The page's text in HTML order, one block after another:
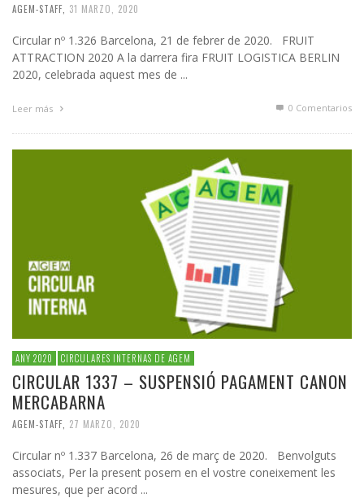
AGEM-STAFF 31 MARZO, 2020
Circular nº 1.326 Barcelona, 21 de febrer de 2020. FRUIT
ATTRACTION 2020 A la darrera fira FRUIT LOGISTICA BERLIN
2020, celebrada aquest mes de ...
Leer más 0 Comentarios
ANY 2020 CIRCULARES INTERNAS DE AGEM
CIRCULAR 1337 – SUSPENSIÓ PAGAMENT CANON
MERCABARNA
AGEM-STAFF 27 MARZO, 2020
Circular nº 1.337 Barcelona, 26 de març de 2020. Benvolguts
associats, Per la present posem en el vostre coneixement les
mesures, que per acord ...